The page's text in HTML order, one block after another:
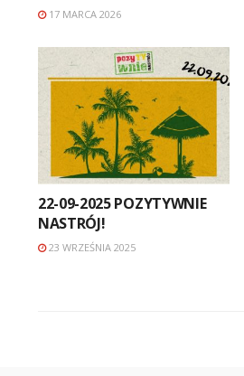
17 MARCA 2026
22-09-2025 POZYTYWNIE
NASTRÓJ!
23 WRZEŚNIA 2025